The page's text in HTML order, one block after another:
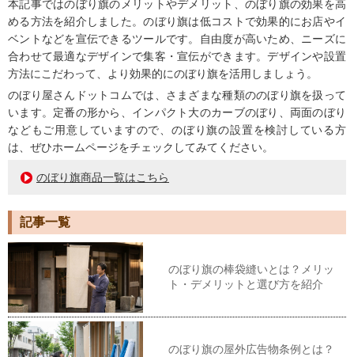
本記事ではのぼり旗のメリットやデメリット、のぼり旗の効果を高
める方法を紹介しました。のぼり旗は低コストで効果的にお店やイ
ベントなどを宣伝できるツールです。自由度が高いため、ニーズに
合わせて最適なデザインで集客・宣伝ができます。デザインや設置
方法にこだわって、より効果的にのぼり旗を活用しましょう。
のぼり屋さんドットコムでは、さまざまな種類ののぼり旗を扱って
います。定番の形から、インパクト大のカーブのぼり、両面のぼり
などもご用意していますので、のぼり旗の設置を検討している方
は、ぜひホームページをチェックしてみてください。
のぼり旗商品一覧はこちら
記事一覧
のぼり旗の棒袋縫いとは？メリッ
ト・デメリットと選び方を紹介
のぼり旗の屋外広告物条例とは？